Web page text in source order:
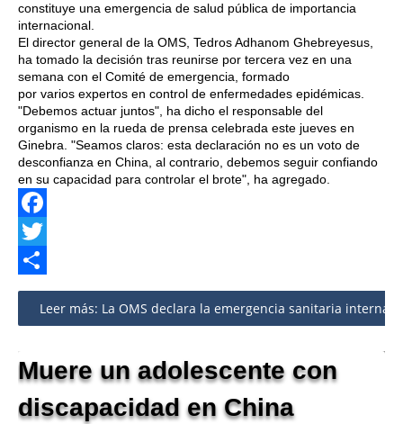
constituye una emergencia de salud pública de importancia
internacional.
El director general de la OMS, Tedros Adhanom Ghebreyesus,
ha tomado la decisión tras reunirse por tercera vez en una
semana con el Comité de emergencia, formado
por varios expertos en control de enfermedades epidémicas.
"Debemos actuar juntos", ha dicho el responsable del
organismo en la rueda de prensa celebrada este jueves en
Ginebra. "Seamos claros: esta declaración no es un voto de
desconfianza en China, al contrario, debemos seguir confiando
en su capacidad para controlar el brote", ha agregado.
Facebook
Twitter
Share
Leer más: La OMS declara la emergencia sanitaria
Muere un adolescente con
discapacidad en China